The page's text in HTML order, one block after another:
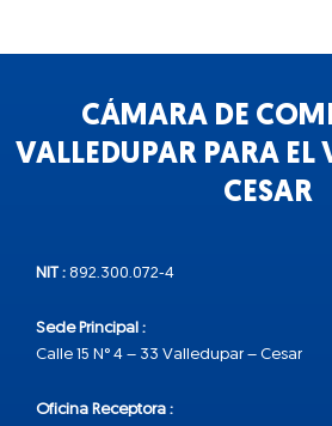
CÁMARA DE
VALLEDUPAR PARA EL
CESAR
NIT : 892.300.072-4
Sede Principal :
Calle 15 N° 4 – 33 Valledupar – Cesar
Oficina Receptora :